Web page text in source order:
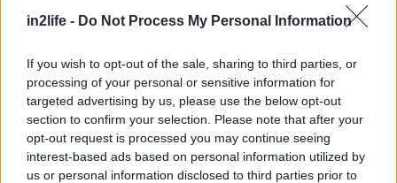
in2life - Do Not Process My Personal Information
If you wish to opt-out of the sale, sharing to third parties, or
processing of your personal or sensitive information for
targeted advertising by us, please use the below opt-out
section to confirm your selection. Please note that after your
opt-out request is processed you may continue seeing
interest-based ads based on personal information utilized by
us or personal information disclosed to third parties prior to